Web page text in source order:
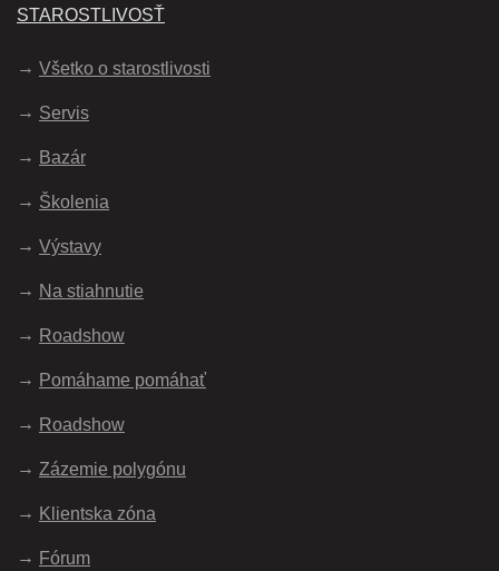
STAROSTLIVOSŤ
Všetko o starostlivosti
Servis
Bazár
Školenia
Výstavy
Na stiahnutie
Roadshow
Pomáhame pomáhať
Roadshow
Zázemie polygónu
Klientska zóna
Fórum